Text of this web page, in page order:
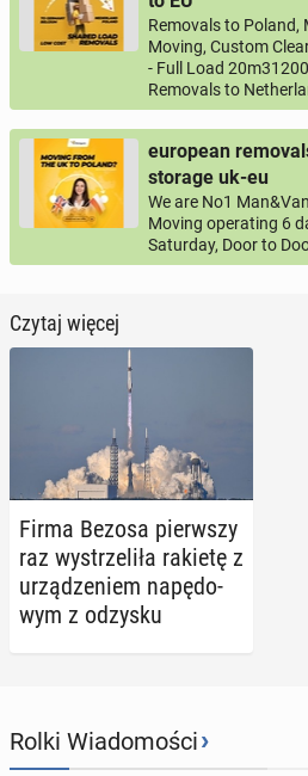
Removals to Poland,
Moving, Custom
- Full Load
Removals to
european
storage uk-eu
We are No1
Moving operating 6
Saturday, Door to
Czytaj więcej
Firma Bezosa pierw­szy
raz wy­strze­li­ła rakietę z
urzą­dze­niem na­pę­do­
wym z odzysku
Rolki Wiadomości›